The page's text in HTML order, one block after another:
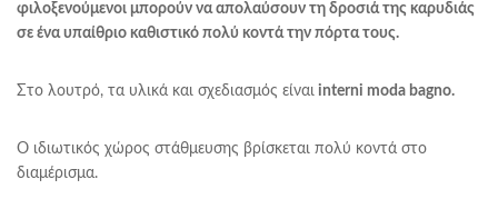
φιλοξενούμενοι μπορούν να απολαύσουν τη δροσιά της καρυδιάς
σε ένα υπαίθριο καθιστικό πολύ κοντά την πόρτα τους.
Στο λουτρό, τα υλικά και σχεδιασμός είναι interni moda bagno.
Ο ιδιωτικός χώρος στάθμευσης βρίσκεται πολύ κοντά στο
διαμέρισμα.